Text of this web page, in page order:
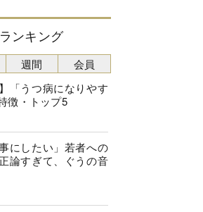
ンキング
「うつ病になりやす
徴・トップ5
にしたい」若者への
論すぎて、ぐうの音
週間 会員